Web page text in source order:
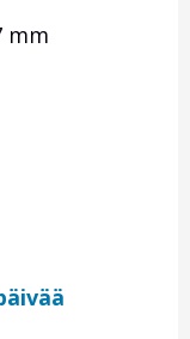
mm